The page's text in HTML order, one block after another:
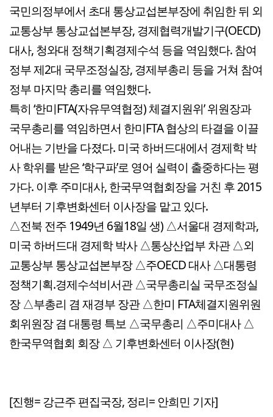
국민의정부에서 초대 통상교섭본부장에 취임한 뒤 외
교통상부 통상교섭본부장, 경제협력개발기구(OECD)
대사, 청와대 정책기획경제수석 등을 역임했다. 참여
정부 제2대 국무조정실장, 경제부총리 등을 거쳐 참여
정부 마지막 총리를 역임했다.
특히 ‘한미FTA(자유무역협정) 체결지원위’ 위원장과
국무총리를 역임하면서 한미FTA 협상의 타결을 이끌
어내는 기반을 다졌다. 미국 하버드대에서 경제학 박
사 학위를 받은 ‘학구파’로 영어 실력이 출중하다는 평
가다. 이후 주미대사, 한국무역협회장을 거친 후 2015
년부터 기후변화센터 이사장을 맡고 있다.
△전북 전주 1949년 6월18일 생) △서울대 경제학과,
미국 하버드대 경제학 박사 △통상산업부 차관 △외
교통상부 통상교섭본부장 △주OECD 대사 △대통령
정책기획.경제수석비서관 △국무총리실 국무조정실
장 △부총리 겸 재경부 장관 △한미 FTA체결지원위원
회위원장 겸 대통령 특보 △국무총리 △주미대사 △
한국무역협회 회장 △ 기후변화센터 이사장(현)
[진행= 강근주 편집국장, 정리= 안희민 기자]